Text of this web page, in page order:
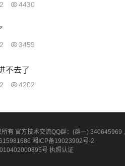
2 4430
2 3459
不去了
2 4202
有 官方技术交流QQ群：(群一) 340645969 ,
湘ICP备19023902号-2
号 执照认证